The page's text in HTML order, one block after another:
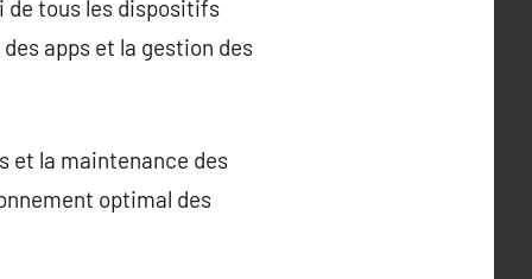
de tous les dispositifs
apps et la gestion des
et la maintenance des
optimal des